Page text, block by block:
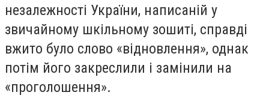
незалежності України, написаній у
звичайному шкільному зошиті, справді
вжито було слово «відновлення», однак
потім його закреслили і замінили на
«проголошення».